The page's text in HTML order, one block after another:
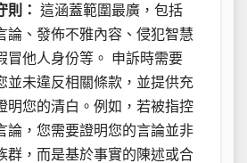
則： 這涵蓋範圍最廣，包括
論、發佈不雅內容、侵犯智慧
冒他人身份等。 申訴時需要
並未違反相關條款，並提供充
明您的清白。例如，若被指控
論，您需要證明您的言論並非
群，而是基於事實的陳述或合